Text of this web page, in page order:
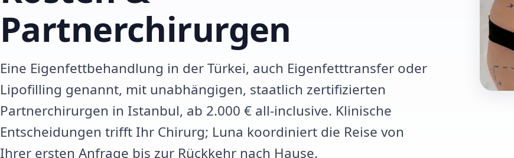
Partnerchirurgen
Eine Eigenfettbehandlung in der Türkei, auch Eigenfetttransfer oder
Lipofilling genannt, mit unabhängigen, staatlich zertifizierten
Partnerchirurgen in Istanbul, ab 2.000 € all-inclusive. Klinische
Entscheidungen trifft Ihr Chirurg; Luna koordiniert die Reise von
Ihrer ersten Anfrage bis zur Rückkehr nach Hause.